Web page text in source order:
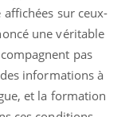
sur ceux-
une véritable
pas
informations à
et la formation